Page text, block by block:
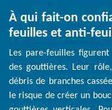
À qui fait-on
feuilles et anti-
Les pare-feuilles
des gouttières. Leur
débris de branches
le risque de créer un